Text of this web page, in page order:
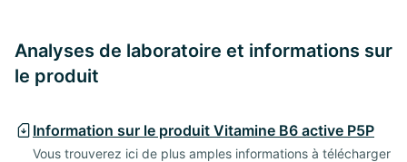
Analyses de laboratoire et informations sur
le produit
Information sur le produit Vitamine B6 active P5P
Vous trouverez ici de plus amples informations à télécharger